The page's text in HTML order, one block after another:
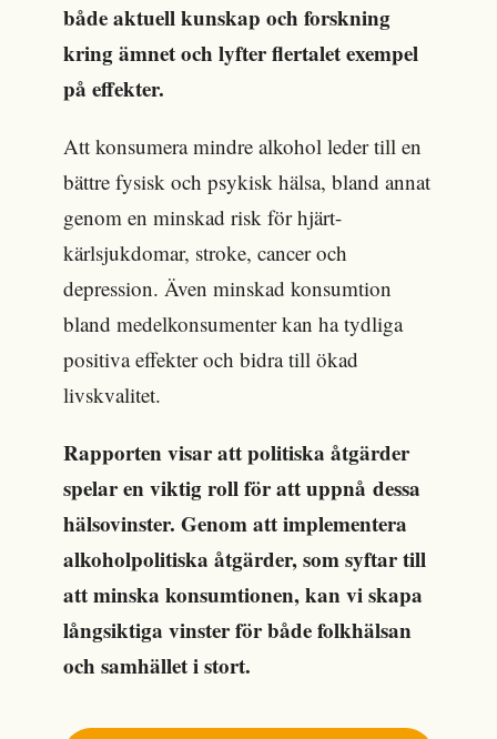
både aktuell kunskap och forskning
kring ämnet och lyfter flertalet exempel
på effekter.
Attkonsumera mindre alkohol leder till en
bättre fysisk och psykisk hälsa, bland annat
genom en minskad risk för hjärt-
kärlsjukdomar, stroke, cancer och
depression. Även minskad konsumtion
bland medelkonsumenter kan ha tydliga
positiva effekter och bidra till ökad
livskvalitet.
Rapporten visar att politiska åtgärder
spelarenviktigroll för att uppnå dessa
hälsovinster. Genom att implementera
alkoholpolitiska åtgärder,somsyftar till
att minska konsumtionen,kan vi skapa
långsiktiga vinster för både folkhälsan
och samhället i stort.